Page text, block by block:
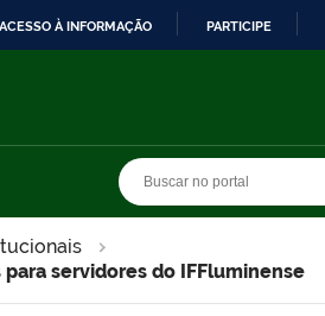
ACESSO À INFORMAÇÃO PARTICIPE
servidores do IFFluminense